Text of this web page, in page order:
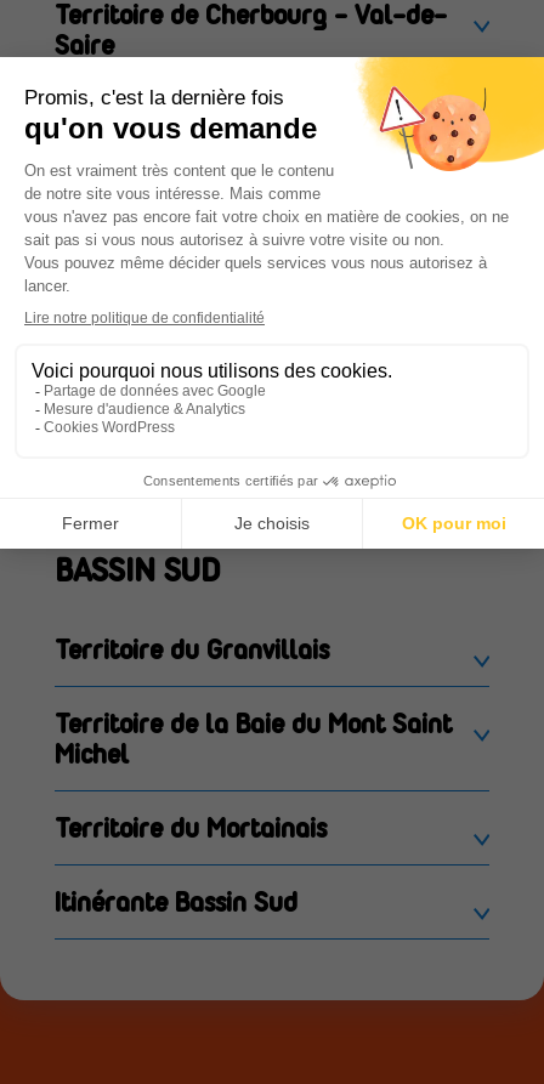
Territoire de Cherbourg - Val-de-
Saire
Territoire de Cherbourg - Valognais
Itinérante Bassin Nord
BASSIN CENTRE
Territoire du Coutançais
BASSIN SUD
Territoire du Granvillais
Territoire de la Baie du Mont Saint
Michel
Territoire du Mortainais
Itinérante Bassin Sud